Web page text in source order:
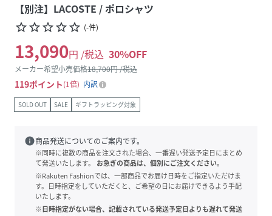
【別注】LACOSTE / ポロシャツ
star_borderstar_borderstar_borderstar_borderstar_border (-件)
13,090円 /税込 30%OFF
メーカー希望小売価格18,700円 /税込
119ポイント 1倍 内訳
SOLD OUT SALE ギフトラッピング対象
info商品発送についてのご案内です。
※同時に複数の商品を注文された場合、一番遅い発送予定日にまとめ
て発送いたします。
お急ぎの商品は、個別にご注文ください。
※Rakuten Fashionでは、一部商品でお届け日時をご指定いただけま
す。日時指定をしていただくと、ご希望の日にお届けできるよう手配
いたします。
※日時指定がない場合、記載されている発送予定日よりも遅れて発送